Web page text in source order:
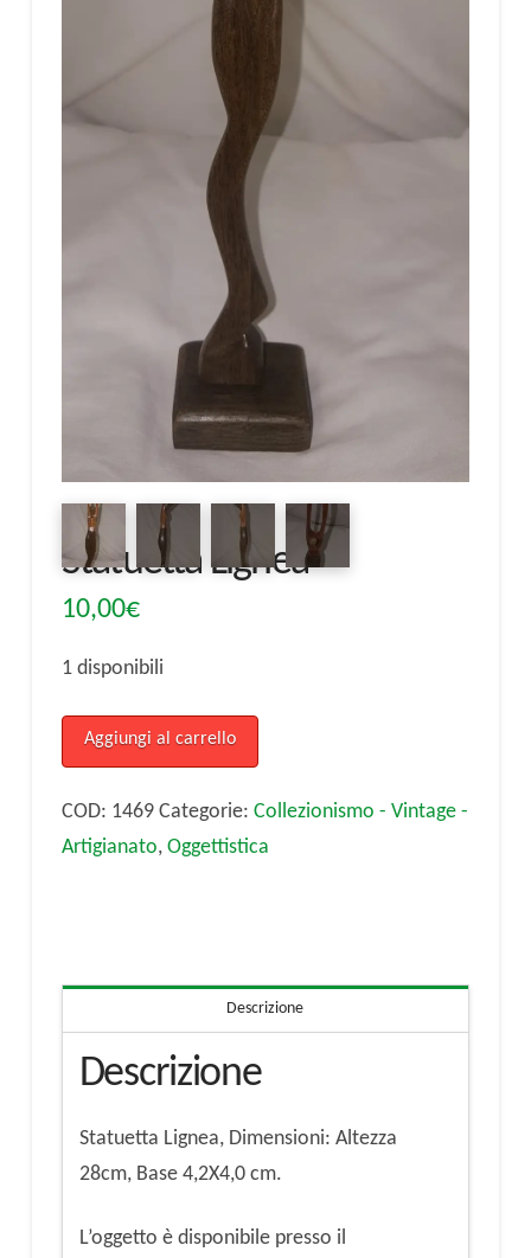
Statuetta Lignea
10,00€
1 disponibili
Statuetta
Lignea
quantità
Aggiungi al carrello
COD: 1469 Categorie: Collezionismo - Vintage -
Artigianato, Oggettistica
Descrizione
Descrizione
Statuetta Lignea, Dimensioni: Altezza
28cm, Base 4,2X4,0 cm.
L’oggetto è disponibile presso il